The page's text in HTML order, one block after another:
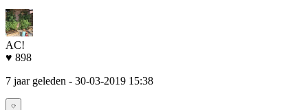
AC!
♥ 898
7 jaar geleden - 30-03-2019 15:38